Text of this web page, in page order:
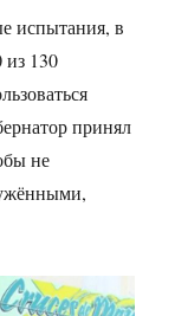
испытания, в
из 130
принял
не